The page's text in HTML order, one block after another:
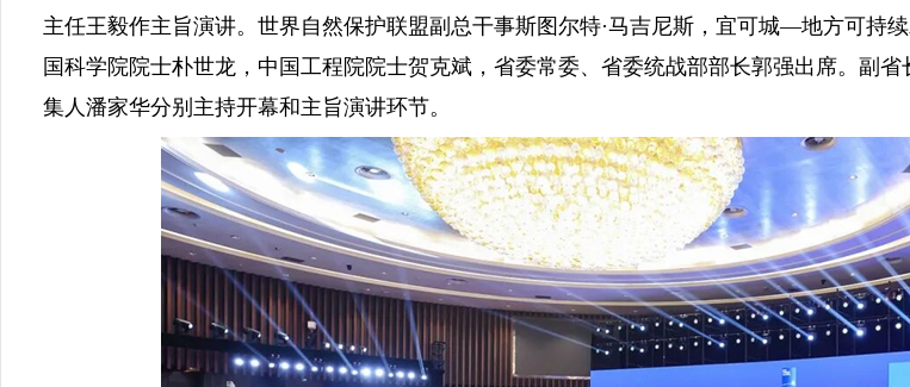
主任王毅作主旨演讲。世界自然保护联盟副总干事斯图尔特·马吉尼斯，宜可城—地方可持
国科学院院士朴世龙，中国工程院院士贺克斌，省委常委、省委统战部部长郭强出席。副
集人潘家华分别主持开幕和主旨演讲环节。